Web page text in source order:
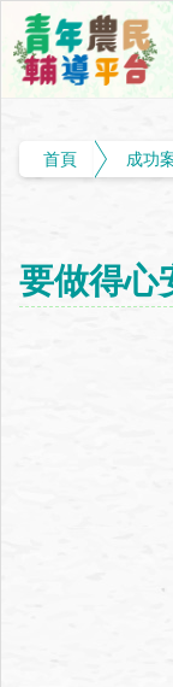
首頁 成功
要做得心